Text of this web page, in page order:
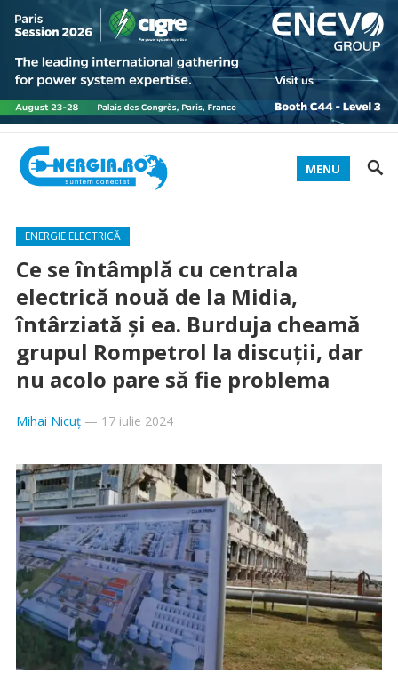
MENU
ENERGIE ELECTRICĂ
Ce se întâmplă cu centrala
electrică nouă de la Midia,
întârziată și ea. Burduja cheamă
grupul Rompetrol la discuții, dar
nu acolo pare să fie problema
Mihai Nicuț— 17 iulie 2024